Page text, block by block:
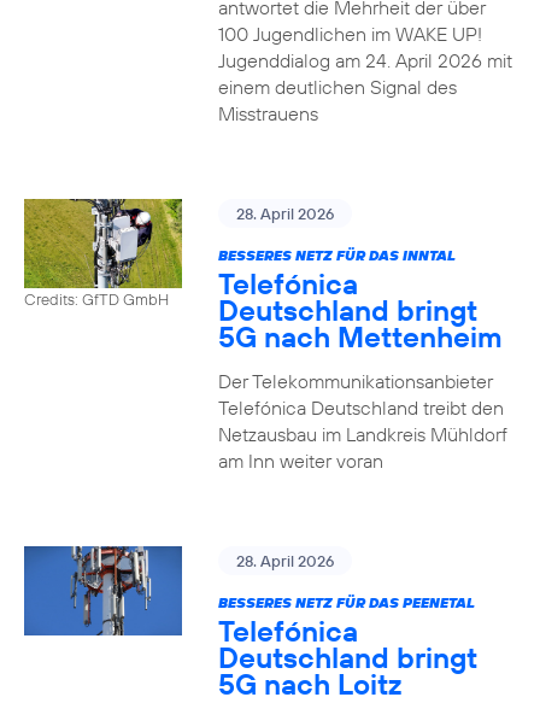
antwortet die Mehrheit der über
100 Jugendlichen im WAKE UP!
Jugenddialog am 24. April 2026 mit
einem deutlichen Signal des
Misstrauens
Credits: GfTD GmbH
28. April 2026
BESSERES NETZ FÜR DAS INNTAL
Telefónica
Deutschland bringt
5G nach Mettenheim
Der Telekommunikationsanbieter
Telefónica Deutschland treibt den
Netzausbau im Landkreis Mühldorf
am Inn weiter voran
28. April 2026
BESSERES NETZ FÜR DAS PEENETAL
Telefónica
Deutschland bringt
5G nach Loitz